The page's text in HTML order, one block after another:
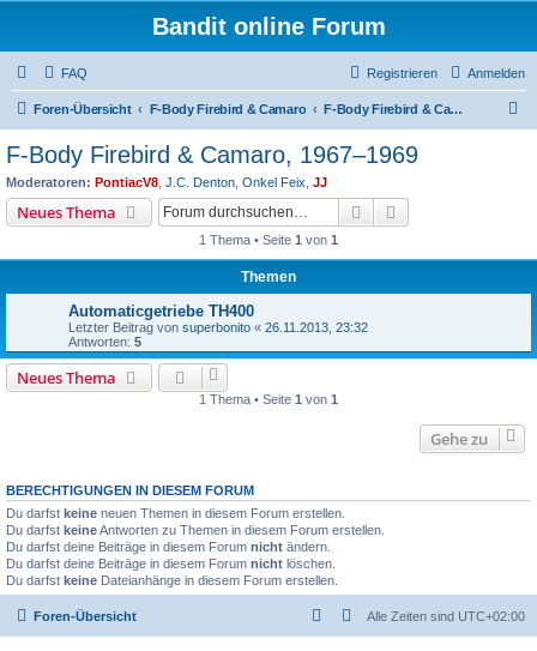
Bandit online Forum
FAQ Anmelden
Registrieren
Foren-Übersicht F-Body Firebird & Camaro F-Body Firebird & Camaro, 1967–1969
F-Body Firebird & Camaro, 1967–1969
Moderatoren: PontiacV8 J.C. Denton Onkel Feix JJ
Neues Thema Suche
1 Thema • Seite 1 von 1
Themen
Automaticgetriebe TH400
Letzter Beitrag von superbonito « 26.11.2013, 23:32
Antworten: 5
Neues Thema
1 Thema • Seite 1 von 1
Gehe zu
BERECHTIGUNGEN IN DIESEM FORUM
Du darfst keine neuen Themen in diesem Forum erstellen.
Du darfst keineAntworten zu Themen in diesem Forum erstellen.
Du darfst deine Beiträge in diesem Forum nicht ändern.
Du darfst deine Beiträge in diesem Forum nicht löschen.
Du darfst keine Dateianhänge in diesem Forum erstellen.
Foren-Übersicht Alle Zeiten sind UTC+02:00